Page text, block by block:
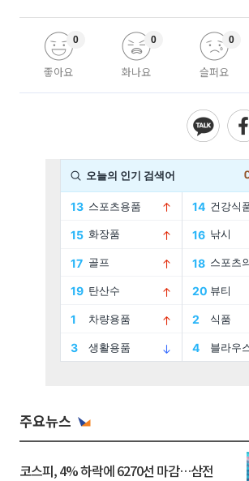
좋아요
0
화나요
0
슬퍼요
0
주요뉴스
코스피, 4% 하락에 6270선 마감…삼전